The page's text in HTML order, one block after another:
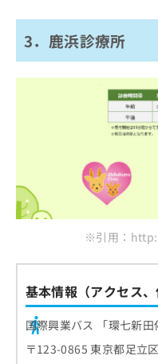
3．鹿浜診療所
※引用：
基本情報（アクセス、
国際興業バス 「環七新
〒123-0865 東京都足立